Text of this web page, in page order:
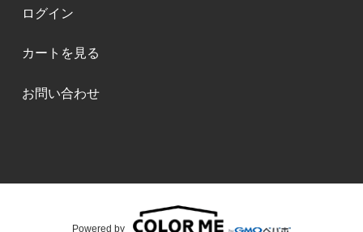
ログイン
カートを見る
お問い合わせ
Powered by